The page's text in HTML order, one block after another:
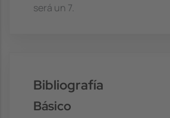
será un 7.
Bibliografía
Básico